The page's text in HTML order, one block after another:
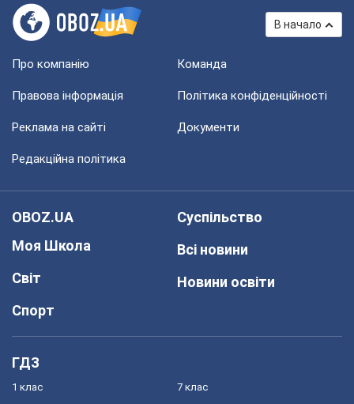
В начало
Про компанію Команда
Правова інформація Політика конфіденційності
Реклама на сайті Документи
Редакційна політика
OBOZ.UA
Моя Школа
Світ
Спорт
Суспільство
Всі новини
Новини освіти
ГДЗ
1 клас 7 клас